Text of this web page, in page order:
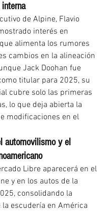
de Alpine, Flavio
interés en
alimenta los rumores
cambios en la alineación
Jack Doohan fue
titular para 2025, su
cubre solo las primeras
lo que deja abierta la
modificaciones en el
automovilismo y el
Libre aparecerá en el
y en los autos de la
consolidando la
la escudería en América